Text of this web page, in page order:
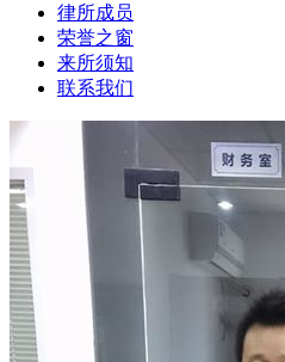
律所成员
荣誉之窗
来所须知
联系我们